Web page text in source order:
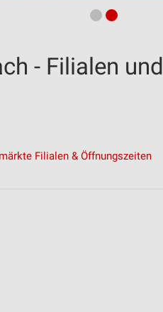
- Filialen und
Filialen & Öffnungszeiten